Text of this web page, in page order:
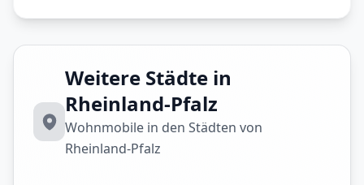
Weitere Städte in
Rheinland-Pfalz
Wohnmobile in den Städten von
Rheinland-Pfalz